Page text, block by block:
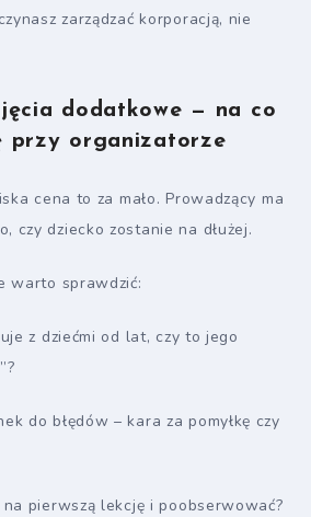
zarządzać korporacją, nie
dodatkowe — na co
przy organizatorze
cena to za mało. Prowadzący ma
czy dziecko zostanie na dłużej.
warto sprawdzić:
z dziećmi od lat, czy to jego
do błędów – kara za pomyłkę czy
na pierwszą lekcję i poobserwować?